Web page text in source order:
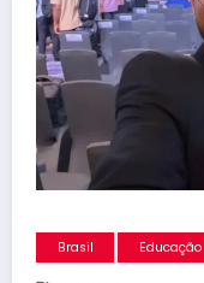
Brasil Educação